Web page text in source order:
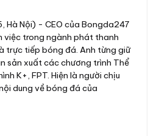
Hà Nội) - CEO của Bongda247
việc trong ngành phát thanh
trực tiếp bóng đá. Anh từng giữ
sản xuất các chương trình Thể
K+, FPT. Hiện là người chịu
dung về bóng đá của